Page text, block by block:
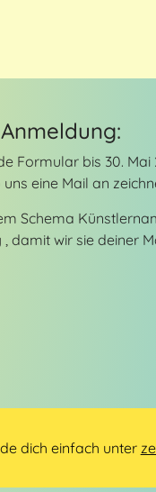
Anmeldung:
Formular bis 30.
eine Mail an
Schema
damit wir sie deiner
dich einfach unter